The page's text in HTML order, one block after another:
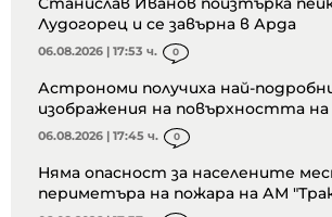
Лудогорец и се завърна в Арда
06.08.2026 | 17:53 ч. 0
Астрономи получиха най-
изображения на повърхността
06.08.2026 | 17:45 ч. 0
Няма опасност за населените
периметъра на пожара на АМ